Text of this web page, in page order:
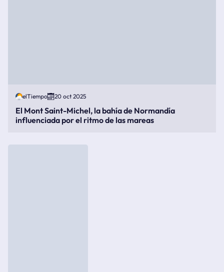
elTiempo 20 oct 2025
El Mont Saint-Michel, la bahía de Normandía
influenciada por el ritmo de las mareas